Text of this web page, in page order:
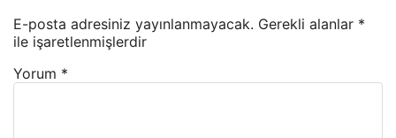
E-posta adresiniz yayınlanmayacak. Gerekli alanlar *
ile işaretlenmişlerdir
Yorum *